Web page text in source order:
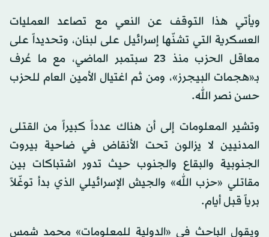
ويأتي هذا التوقف عن النعي مع تصاعد العمليات
العسكرية التي تشنّها إسرائيل على لبنان، وتحديداً على
معاقل الحزب منذ 23 سبتمبر الماضي، مع ما عُرف
بـ«هجمات البيجرز»، ومن ثم اغتيال الأمين العام للحزب
حسن نصر الله.
وتشير المعلومات إلى أن هناك عدداً كبيراً من القتلى
المدنيين لا يزالون تحت الأنقاض في ضاحية بيروت
الجنوبية والبقاع والجنوب حيث تدور اشتباكات بين
مقاتلي «حزب الله» والجيش الإسرائيلي الذي بدأ توغّلاً
برياً قبل أيام.
ويقول الباحث في «الدولية للمعلومات» محمد شمس